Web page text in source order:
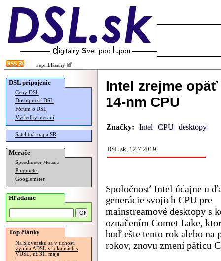
neprihlásený
DSL pripojenie
Ceny DSL
Dostupnosť DSL
Fórum o DSL
Výsledky meraní
Satelitná mapa SR
Merače
Speedmeter Merania
Pingmeter
Googlemeter
Hľadanie
Top články
Na Slovensku sa v tichosti
vypína ADSL v lokalitách s
VDSL, už 31. mája
Intel zrejme
14-nm CPU
Značky: Intel CPU desktopy
DSL.sk, 12.7.2019
Spoločnosť Intel údajne u
generácie svojich CPU pre
mainstreamové desktopy s
označením Comet Lake,
buď ešte tento rok alebo na
rokov, znovu zmení päticu